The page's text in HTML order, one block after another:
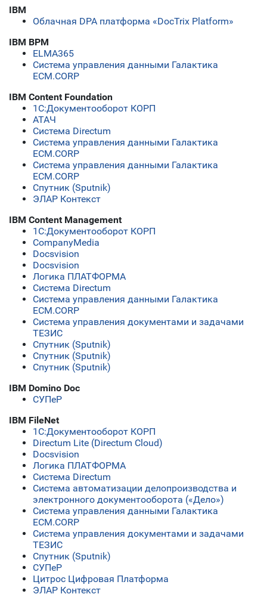
IBM
Облачная DPA платформа «DocTrix Platform»
IBM BPM
ELMA365
Система управления данными Галактика
ECM.CORP
IBM Content Foundation
1C:Документооборот КОРП
АТАЧ
Система Directum
Система управления данными Галактика
ECM.CORP
Система управления данными Галактика
ECM.CORP
Спутник (Sputnik)
ЭЛАР Контекст
IBM Content Management
1C:Документооборот КОРП
CompanyMedia
Docsvision
Docsvision
Логика ПЛАТФОРМА
Система Directum
Система управления данными Галактика
ECM.CORP
Система управления документами и задачами
ТЕЗИС
Спутник (Sputnik)
Спутник (Sputnik)
Спутник (Sputnik)
IBM Domino Doc
СУПеР
IBM FileNet
1C:Документооборот КОРП
Directum Lite (Directum Cloud)
Docsvision
Логика ПЛАТФОРМА
Система Directum
Система автоматизации делопроизводства и
электронного документооборота («Дело»)
Система управления данными Галактика
ECM.CORP
Система управления документами и задачами
ТЕЗИС
Спутник (Sputnik)
СУПеР
Цитрос Цифровая Платформа
ЭЛАР Контекст